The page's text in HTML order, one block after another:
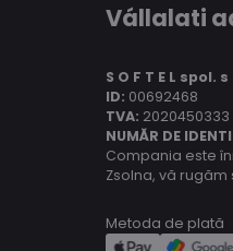
Vállalati
S O F T E L spol. s
ID: 00692468
TVA: 2020450333
NUMĂR DE
Compania este
Zsolna, vă rugăm
Metoda de plată